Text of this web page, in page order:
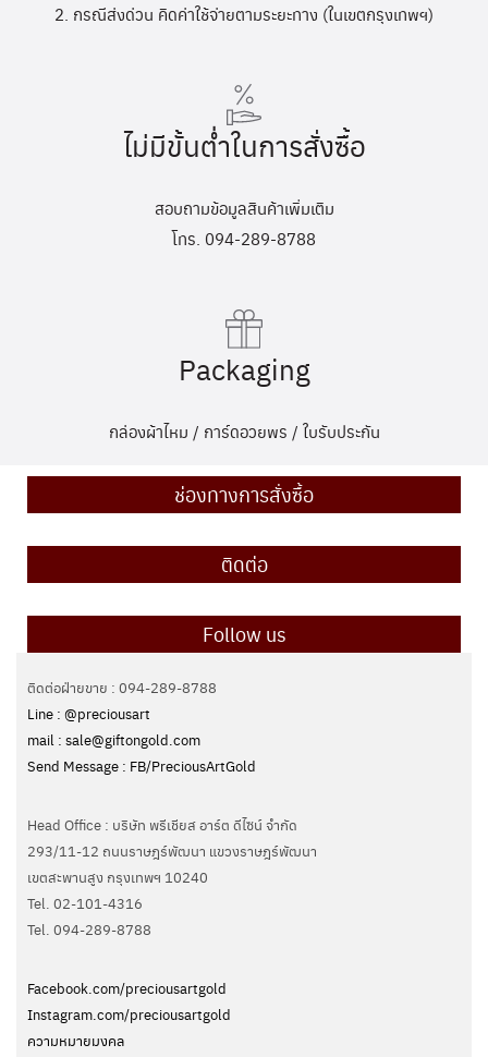
2. กรณีส่งด่วน คิดค่าใช้จ่ายตามระยะทาง (ในเขตกรุงเทพฯ)
ไม่มีขั้นต่ำในการสั่งซื้อ
สอบถามข้อมูลสินค้าเพิ่มเติม
โทร. 094-289-8788
Packaging
กล่องผ้าไหม / การ์ดอวยพร / ใบรับประกัน
ช่องทางการสั่งซื้อ
ติดต่อ
Follow us
ติดต่อฝ่ายขาย : 094-289-8788
Line : @preciousart
mail : sale@giftongold.com
Send Message : FB/PreciousArtGold
Head Office : บริษัท พรีเชียส อาร์ต ดีไซน์ จำกัด
293/11-12 ถนนราษฎร์พัฒนา แขวงราษฎร์พัฒนา
เขตสะพานสูง กรุงเทพฯ 10240
Tel. 02-101-4316
Tel. ‭094-289-8788‬
Facebook.com/preciousartgold
Instagram.com/preciousartgold
ความหมายมงคล